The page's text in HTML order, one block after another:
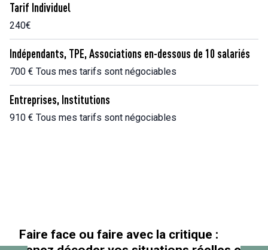
Tarif Individuel
240€
Indépendants, TPE, Associations en-dessous de 10 salariés
700 € Tous mes tarifs sont négociables
Entreprises, Institutions
910 € Tous mes tarifs sont négociables
critique :
« Au-delà des paillettes »